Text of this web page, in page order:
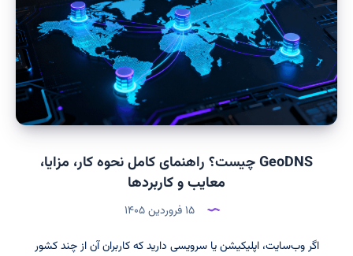
هاست
را
برای
خود
انتخاب
کنیم؟
GeoDNS چیست؟ راهنمای کامل نحوه کار، مزایا،
معایب و کاربردها
۱۵ فروردین ۱۴۰۵
اگر وب‌سایت، اپلیکیشن یا سرویسی دارید که کاربران آن از چند کشور